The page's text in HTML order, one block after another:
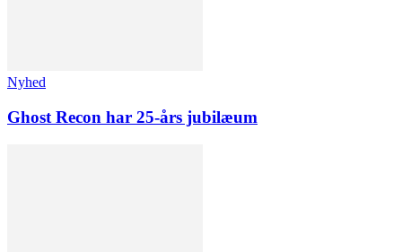
Nyhed
Ghost Recon har 25-års jubilæum